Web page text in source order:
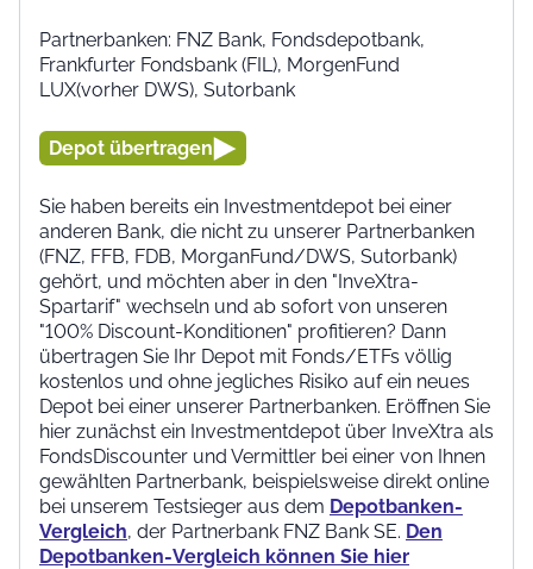
Partnerbanken: FNZ Bank, Fondsdepotbank,
Frankfurter Fondsbank (FIL), MorgenFund
LUX(vorher DWS), Sutorbank
Depot übertragen
Sie haben bereits ein Investmentdepot bei einer
anderen Bank, die nicht zu unserer Partnerbanken
(FNZ, FFB, FDB, MorganFund/DWS, Sutorbank)
gehört, und möchten aber in den "InveXtra-
Spartarif" wechseln und ab sofort von unseren
"100% Discount-Konditionen" profitieren? Dann
übertragen Sie Ihr Depot mit Fonds/ETFs völlig
kostenlos und ohne jegliches Risiko auf ein neues
Depot bei einer unserer Partnerbanken. Eröffnen Sie
hier zunächst ein Investmentdepot über InveXtra als
FondsDiscounter und Vermittler bei einer von Ihnen
gewählten Partnerbank, beispielsweise direkt online
bei unserem Testsieger aus dem Depotbanken-
Vergleich, der Partnerbank FNZ Bank SE. Den
Depotbanken-Vergleich können Sie hier